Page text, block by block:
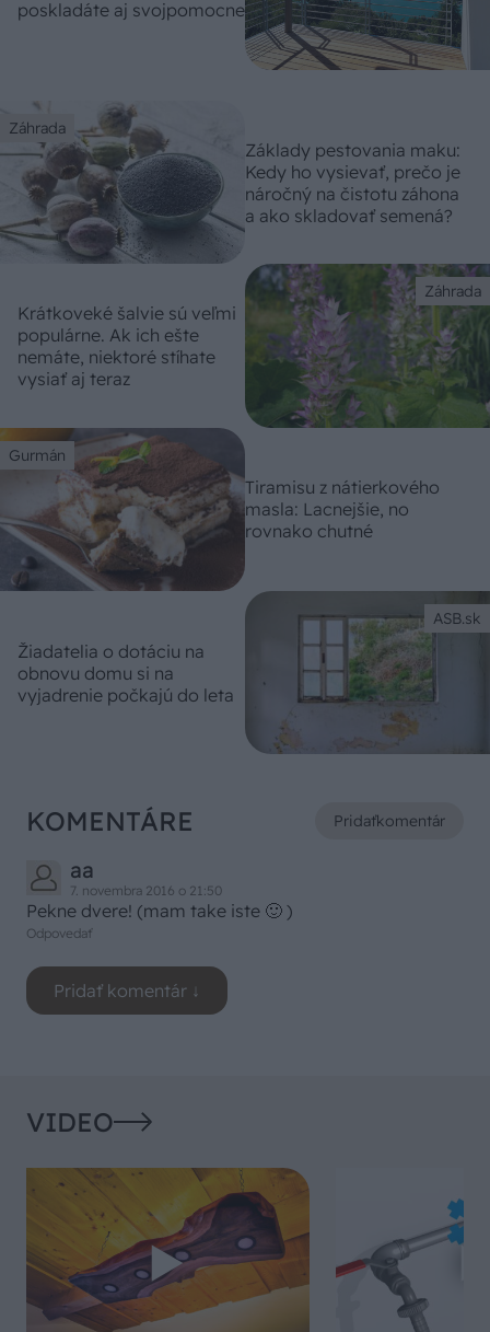
poskladáte aj svojpomocne
Záhrada
Základy pestovania maku:
Kedy ho vysievať, prečo je
náročný na čistotu záhona
a ako skladovať semená?
Záhrada
Krátkoveké šalvie sú veľmi
populárne. Ak ich ešte
nemáte, niektoré stíhate
vysiať aj teraz
Gurmán
Tiramisu z nátierkového
masla: Lacnejšie, no
rovnako chutné
ASB.sk
Žiadatelia o dotáciu na
obnovu domu si na
vyjadrenie počkajú do leta
KOMENTÁRE Pridaťkomentár
aa
7. novembra 2016 o 21:50
Pekne dvere! (mam take iste 🙂 )
Odpovedať
VIDEO